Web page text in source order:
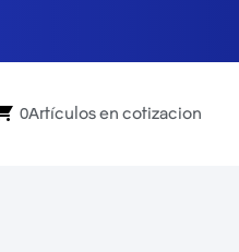
0Artículos en cotizacion